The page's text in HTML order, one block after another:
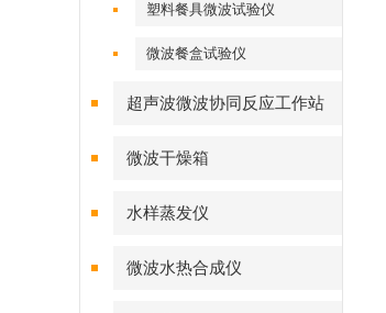
塑料餐具微波试验仪
微波餐盒试验仪
超声波微波协同反应工作站
微波干燥箱
水样蒸发仪
微波水热合成仪